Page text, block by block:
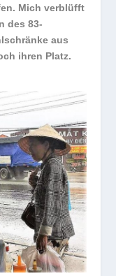
Mich verblüfft
des 83-
aus
ihren Platz.